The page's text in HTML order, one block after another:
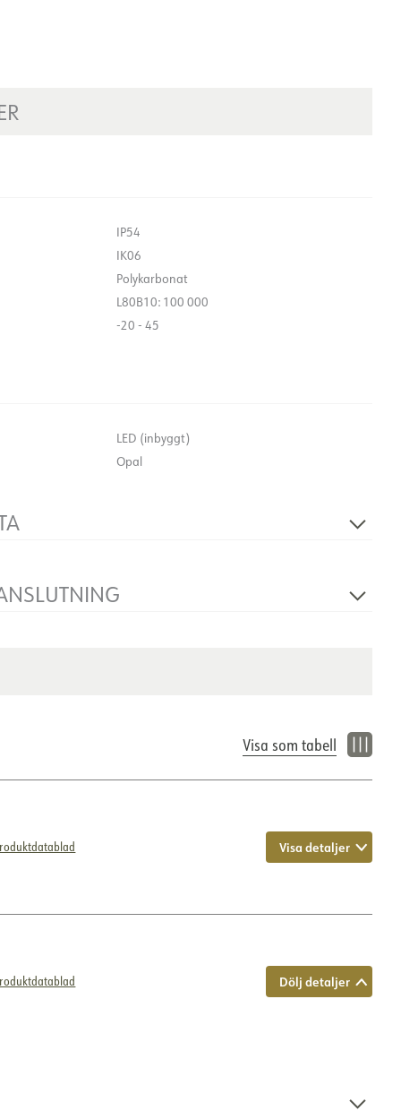
IP54
IK06
Polykarbonat
L80B10: 100 000
-20 - 45
LED (inbyggt)
Opal
230V 50Hz
Visa som tabell
Visa detaljer
Dölj detaljer